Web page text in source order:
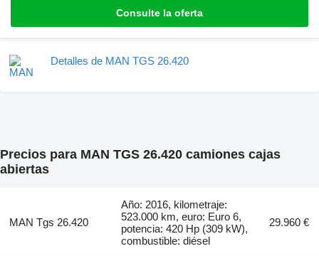
Consulte la oferta
Detalles de MAN TGS 26.420
Precios para MAN TGS 26.420 camiones cajas
abiertas
MAN Tgs 26.420
Año: 2016, kilometraje:
523.000 km, euro: Euro 6,
potencia: 420 Hp (309 kW),
combustible: diésel
29.960 €